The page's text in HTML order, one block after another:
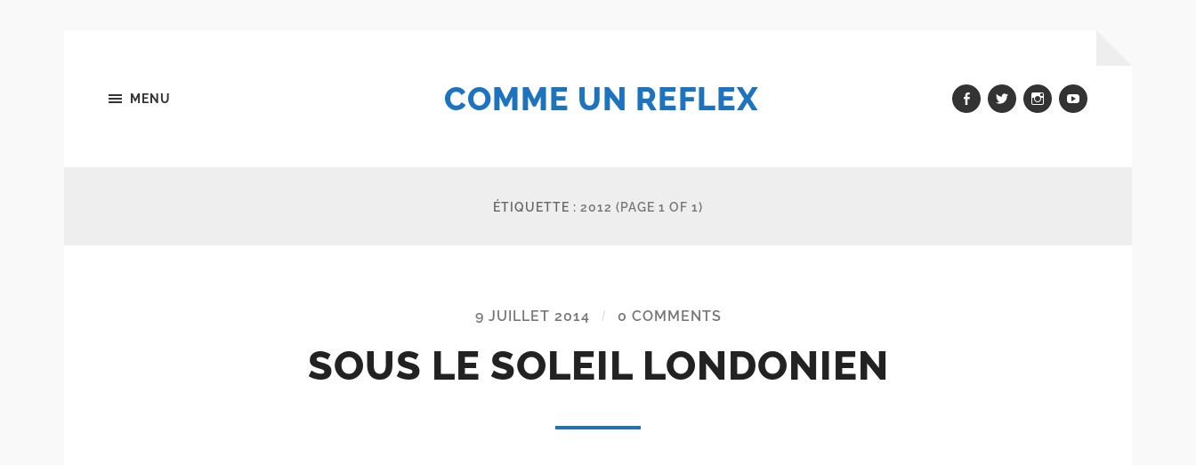
MENU COMME UN REFLEX Facebook
TwitterInstagram
youtube
ÉTIQUETTE : 2012 (PAGE 1 OF 1)
9 JUILLET 2014 / 0 COMMENTS
SOUS LE SOLEIL LONDONIEN